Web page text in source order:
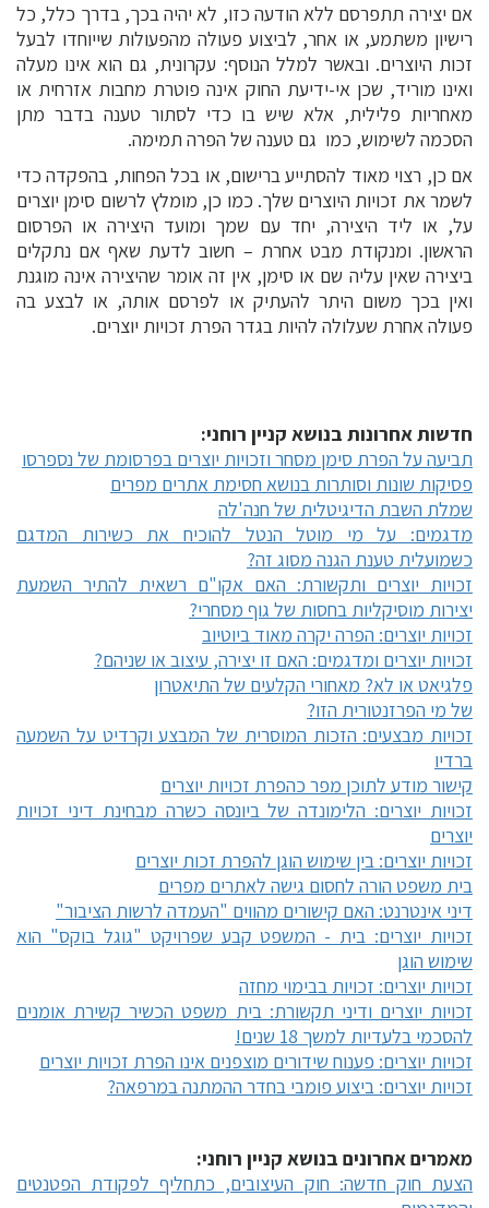
אם יצירה תתפרסם ללא הודעה כזו, לא יהיה בכך, בדרך כלל, כל
רישיון משתמע, או אחר, לביצוע פעולה מהפעולות שייוחדו לבעל
זכות היוצרים. ובאשר למלל הנוסף: עקרונית, גם הוא אינו מעלה
ואינו מוריד, שכן אי-ידיעת החוק אינה פוטרת מחבות אזרחית או
מאחריות פלילית, אלא שיש בו כדי לסתור טענה בדבר מתן
הסכמה לשימוש, כמו גם טענה של הפרה תמימה.
אם כן, רצוי מאוד להסתייע ברישום, או בכל הפחות, בהפקדה כדי
לשמר את זכויות היוצרים שלך. כמו כן, מומלץ לרשום סימן יוצרים
על, או ליד היצירה, יחד עם שמך ומועד היצירה או הפרסום
הראשון. ומנקודת מבט אחרת – חשוב לדעת שאף אם נתקלים
ביצירה שאין עליה שם או סימן, אין זה אומר שהיצירה אינה מוגנת
ואין בכך משום היתר להעתיק או לפרסם אותה, או לבצע בה
פעולה אחרת שעלולה להיות בגדר הפרת זכויות יוצרים.
חדשות אחרונות בנושא קניין רוחני:
תביעה על הפרת סימן מסחר וזכויות יוצרים בפרסומת של נספרסו
פסיקות שונות וסותרות בנושא חסימת אתרים מפרים
שמלת השבת הדיגיטלית של חנה'לה
מדגמים: על מי מוטל הנטל להוכיח את כשירות המדגם
כשמועלית טענת הגנה מסוג זה?
זכויות יוצרים ותקשורת: האם אקו"ם רשאית להתיר השמעת
יצירות מוסיקליות בחסות של גוף מסחרי?
זכויות יוצרים: הפרה יקרה מאוד ביוטיוב
זכויות יוצרים ומדגמים: האם זו יצירה, עיצוב או שניהם?
פלגיאט או לא? מאחורי הקלעים של התיאטרון
של מי הפרזנטורית הזו?
זכויות מבצעים: הזכות המוסרית של המבצע וקרדיט על השמעה
ברדיו
קישור מודע לתוכן מפר כהפרת זכויות יוצרים
זכויות יוצרים: הלימונדה של ביונסה כשרה מבחינת דיני זכויות
יוצרים
זכויות יוצרים: בין שימוש הוגן להפרת זכות יוצרים
בית משפט הורה לחסום גישה לאתרים מפרים
דיני אינטרנט: האם קישורים מהווים "העמדה לרשות הציבור"
זכויות יוצרים: בית - המשפט קבע שפרויקט "גוגל בוקס" הוא
שימוש הוגן
זכויות יוצרים: זכויות בבימוי מחזה
זכויות יוצרים ודיני תקשורת: בית משפט הכשיר קשירת אומנים
להסכמי בלעדיות למשך 18 שנים!
זכויות יוצרים: פענוח שידורים מוצפנים אינו הפרת זכויות יוצרים
זכויות יוצרים: ביצוע פומבי בחדר ההמתנה במרפאה?
מאמרים אחרונים בנושא קניין רוחני:
הצעת חוק חדשה: חוק העיצובים, כתחליף לפקודת הפטנטים